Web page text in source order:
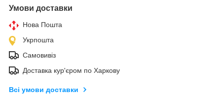
Умови доставки
Нова Пошта
Укрпошта
Самовивіз
Доставка кур'єром по Харкову
Всі умови доставки